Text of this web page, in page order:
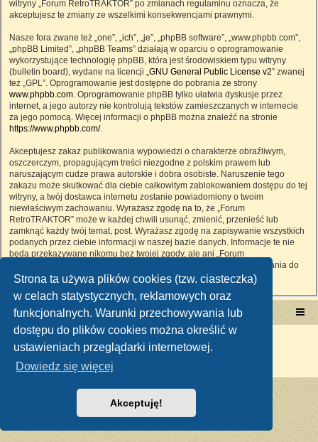
Strona ta używa plików cookies (tzw. ciasteczka)
w celach statystycznych, reklamowych oraz
funkcjonalnych. Warunki przechowywania lub
dostępu do plików cookies można określić w
ustawieniach przeglądarki internetowej.
Dowiedz się więcej
Akceptuję!
witryny „Forum RetroTRAKTOR” po zmianach regulaminu oznacza, że
akceptujesz te zmiany ze wszelkimi konsekwencjami prawnymi.
Nasze fora zwane też „one”, „ich”, „je”, „phpBB software”, „www.phpbb.com”,
„phpBB Limited”, „phpBB Teams” działają w oparciu o oprogramowanie
wykorzystujące technologię phpBB, która jest środowiskiem typu witryny
(bulletin board), wydane na licencji „GNU General Public License v2” zwanej
też „GPL”. Oprogramowanie jest dostępne do pobrania ze strony
www.phpbb.com. Oprogramowanie phpBB tylko ułatwia dyskusje przez
internet, a jego autorzy nie kontrolują tekstów zamieszczanych w internecie
za jego pomocą. Więcej informacji o phpBB można znaleźć na stronie
https://www.phpbb.com/.
Akceptujesz zakaz publikowania wypowiedzi o charakterze obraźliwym,
oszczerczym, propagującym treści niezgodne z polskim prawem lub
naruszającym cudze prawa autorskie i dobra osobiste. Naruszenie tego
zakazu może skutkować dla ciebie całkowitym zablokowaniem dostępu do tej
witryny, a twój dostawca internetu zostanie powiadomiony o twoim
niewłaściwym zachowaniu. Wyrażasz zgodę na to, że „Forum
RetroTRAKTOR” może w każdej chwili usunąć, zmienić, przenieść lub
zamknąć każdy twój temat, post. Wyrażasz zgodę na zapisywanie wszystkich
podanych przez ciebie informacji w naszej bazie danych. Informacje te nie
będą przekazywane nikomu bez twojej zgody, ale ani „Forum
RetroTRAKTOR”, ani phpBB nie ponosi odpowiedzialności za włamania do
witryny, podczas których może dojść do kradzieży danych.
Portal RetroTRAKTOR.pl retrotraktor.pl/forum
Technologię dostarcza
Polski pakiet językowy dostarczaphpBB.pl
Zasady ochrony danych osobowych